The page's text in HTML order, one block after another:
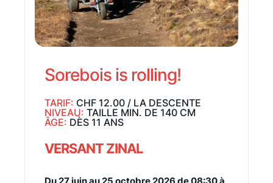
Sorebois is rolling!
TARIF: CHF 12.00 / LA DESCENTE
NIVEAU: TAILLE MIN. DE 140 CM
ÂGE: DÈS 11 ANS
VERSANT ZINAL
Du 27 juin au 25 octobre 2026 de 08:30 à